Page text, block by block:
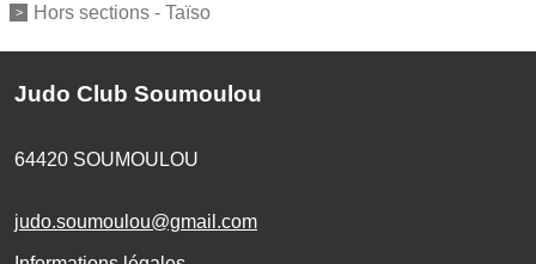
Hors sections - Taïso
Judo Club Soumoulou
64420 SOUMOULOU
judo.soumoulou@gmail.com